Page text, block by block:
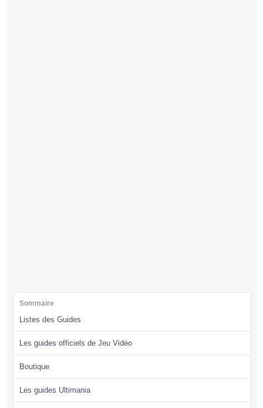
Sommaire
Listes des Guides
Les guides officiels de Jeu Vidéo
Boutique
Les guides Ultimania